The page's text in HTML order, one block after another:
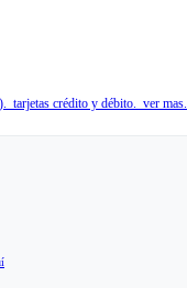
tarjetas crédito y débito. ver mas.